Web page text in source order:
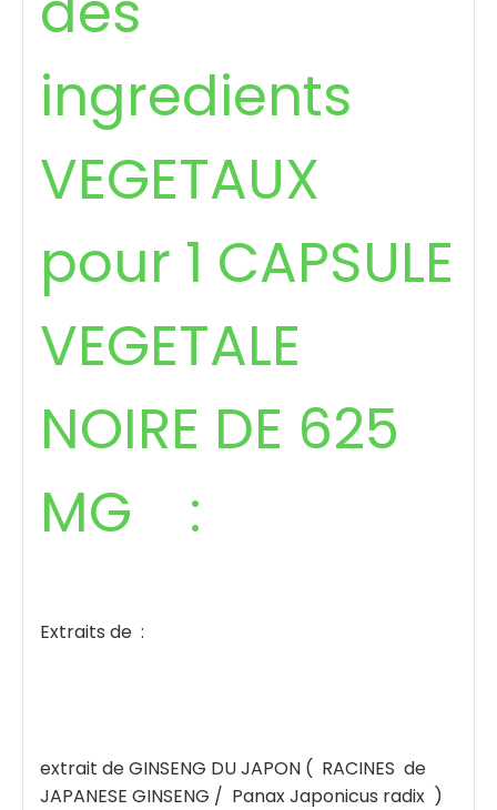
ingredients
VEGETAUX
pour 1 CAPSULE
VEGETALE
NOIRE DE 625
MG :
Extraits de :
extrait de GINSENG DU JAPON ( RACINES de
JAPANESE GINSENG / Panax Japonicus radix )